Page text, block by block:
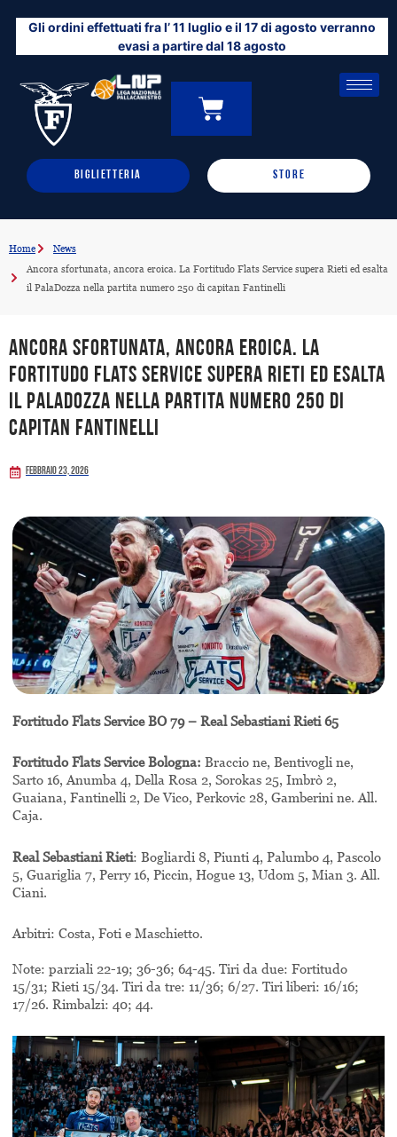
contenuto
Gli ordini effettuati fra l’ 11 luglio e il 17 di agosto verranno
evasi a partire dal 18 agosto
0
CARRELLO
BIGLIETTERIA STORE
Home
News
Ancora sfortunata, ancora eroica. La Fortitudo Flats Service supera Rieti ed esalta
il PalaDozza nella partita numero 250 di capitan Fantinelli
Ancora sfortunata, ancora eroica. La
Fortitudo Flats Service supera Rieti ed esalta
il PalaDozza nella partita numero 250 di
capitan Fantinelli
Febbraio 23, 2026
Fortitudo Flats Service BO 79 – Real Sebastiani Rieti 65
Fortitudo Flats Service Bologna: Braccio ne, Bentivogli ne,
Sarto 16, Anumba 4, Della Rosa 2, Sorokas 25, Imbrò 2,
Guaiana, Fantinelli 2, De Vico, Perkovic 28, Gamberini ne. All.
Caja.
Real Sebastiani Rieti: Bogliardi 8, Piunti 4, Palumbo 4, Pascolo
5, Guariglia 7, Perry 16, Piccin, Hogue 13, Udom 5, Mian 3. All.
Ciani.
Arbitri: Costa, Foti e Maschietto.
Note: parziali 22-19; 36-36; 64-45. Tiri da due: Fortitudo
15/31; Rieti 15/34. Tiri da tre: 11/36; 6/27. Tiri liberi: 16/16;
17/26. Rimbalzi: 40; 44.